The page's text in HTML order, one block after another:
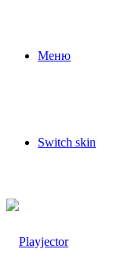
Меню
Switch skin